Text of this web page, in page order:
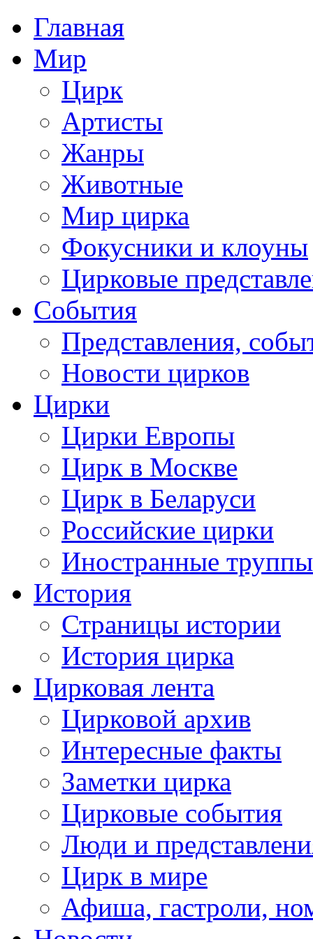
Главная
Мир
Цирк
Артисты
Жанры
Животные
Мир цирка
Фокусники и клоуны
Цирковые
События
Представления,
Новости цирков
Цирки
Цирки Европы
Цирк в Москве
Цирк в Беларуси
Российские цирки
Иностранные труппы
История
Страницы истории
История цирка
Цирковая лента
Цирковой архив
Интересные факты
Заметки цирка
Цирковые события
Люди и
Цирк в мире
Афиша, гастроли,